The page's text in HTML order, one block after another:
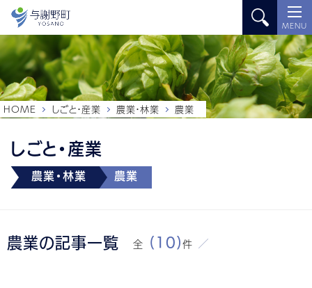
MENU
しごと・産業
農業・林業 農業
HOME しごと・産業 農業・林業 農業
農業の記事一覧 全 (10)件